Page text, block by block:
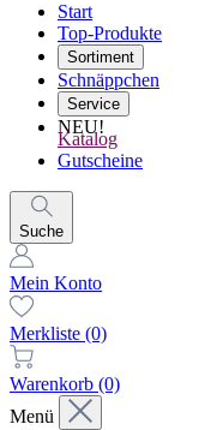
Start
Top-Produkte
Sortiment
Schnäppchen
Service
NEU!
Katalog
Gutscheine
Suche
Mein Konto
Merkliste (0)
Warenkorb (0)
Menü